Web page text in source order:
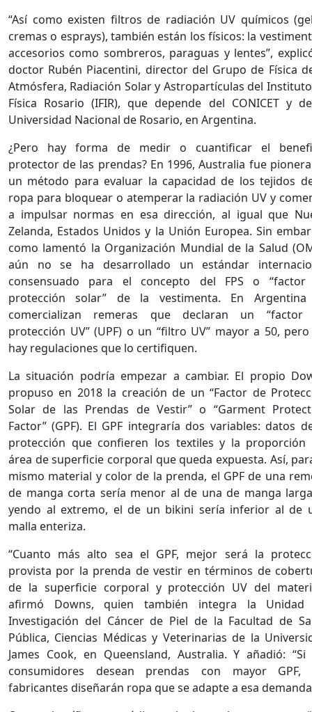
“Así como existen filtros de radiación UV químicos
cremas o esprays), también están los físicos: la
accesorios como sombreros, paraguas y lentes”,
doctor Rubén Piacentini, director del Grupo de Física
Atmósfera, Radiación Solar y Astropartículas del
Física Rosario (IFIR), que depende del CONICET y
Universidad Nacional de Rosario, en Argentina.
¿Pero hay forma de medir o cuantificar el
protector de las prendas? En 1996, Australia fue
un método para evaluar la capacidad de los tejidos
ropa para bloquear o atemperar la radiación UV y
a impulsar normas en esa dirección, al igual que
Zelanda, Estados Unidos y la Unión Europea. Sin
como lamentó la Organización Mundial de la Salud
aún no se ha desarrollado un estándar
consensuado para el concepto del FPS o “factor
protección solar” de la vestimenta. En
comercializan remeras que declaran un “factor
protección UV” (UPF) o un “filtro UV” mayor a 50,
hay regulaciones que lo certifiquen.
La situación podría empezar a cambiar. El propio
propuso en 2018 la creación de un “Factor de
Solar de las Prendas de Vestir” o “Garment
Factor” (GPF). El GPF integraría dos variables: datos
protección que confieren los textiles y la proporción
área de superficie corporal que queda expuesta. Así,
mismo material y color de la prenda, el GPF de una
de manga corta sería menor al de una de manga
yendo al extremo, el de un bikini sería inferior al de
malla enteriza.
“Cuanto más alto sea el GPF, mejor será la
provista por la prenda de vestir en términos de
de la superficie corporal y protección UV del
afirmó Downs, quien también integra la Unidad
Investigación del Cáncer de Piel de la Facultad de
Pública, Ciencias Médicas y Veterinarias de la
James Cook, en Queensland, Australia. Y añadió: “Si
consumidores desean prendas con mayor GPF,
fabricantes diseñarán ropa que se adapte a esa